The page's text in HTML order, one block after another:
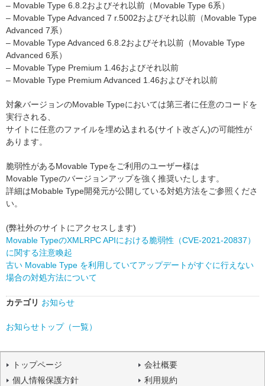
– Movable Type 6.8.2およびそれ以前（Movable Type 6系）
– Movable Type Advanced 7 r.5002およびそれ以前（Movable Type
Advanced 7系）
– Movable Type Advanced 6.8.2およびそれ以前（Movable Type
Advanced 6系）
– Movable Type Premium 1.46およびそれ以前
– Movable Type Premium Advanced 1.46およびそれ以前
対象バージョンのMovable Typeにおいては第三者に任意のコードを
実行される、
サイトに任意のファイルを埋め込まれる(サイト改ざん)の可能性が
あります。
脆弱性があるMovable Typeをご利用のユーザー様は
Movable Typeのバージョンアップを強く推奨いたします。
詳細はMobable Type開発元が公開している対処方法をご参照くださ
い。
(弊社外のサイトにアクセスします)
Movable TypeのXMLRPC APIにおける脆弱性（CVE-2021-20837）
に関する注意喚起
古い Movable Type を利用していてアップデートがすぐに行えない
場合の対処方法について
カテゴリ お知らせ
お知らせトップ（一覧）
トップページ
会社概要
個人情報保護方針
利用規約